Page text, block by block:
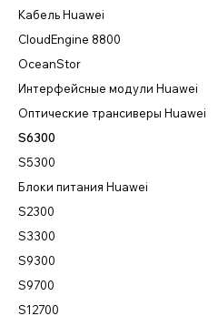
Кабель Huawei
CloudEngine 8800
OceanStor
Интерфейсные модули Huawei
Оптические трансиверы Huawei
S6300
S5300
Блоки питания Huawei
S2300
S3300
S9300
S9700
S12700